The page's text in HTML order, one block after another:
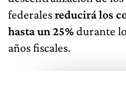
federalesreducirá los
hasta un 25% durante
años fiscales.